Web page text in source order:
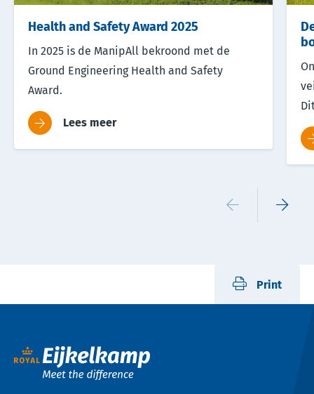
Health and Safety Award 2025
In 2025 is de ManipAll bekroond met de
Ground Engineering Health and Safety
Award.
Lees meer
Print